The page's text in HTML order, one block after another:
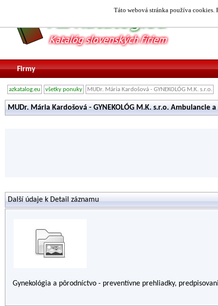
Táto webová stránka používa
Firmy
azkatalog.eu všetky ponuky MUDr. Mária Kardošová - GYNEKOLÓG M.K. s.r.o.
MUDr. Mária Kardošová - GYNEKOLÓG M.K. s.r.o. Ambulancie
Další údaje k Detail záznamu
Gynekológia a pôrodníctvo - preventívne prehliadky,